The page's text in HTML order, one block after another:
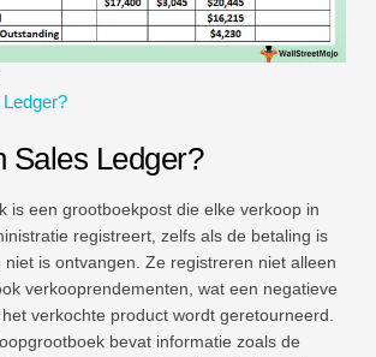
financiële modellering
Sales Ledger?
is een grootboekpost die elke verkoop in
registreert, zelfs als de betaling is
is ontvangen. Ze registreren niet alleen
verkooprendementen, wat een negatieve
verkochte product wordt geretourneerd.
bevat informatie zoals de